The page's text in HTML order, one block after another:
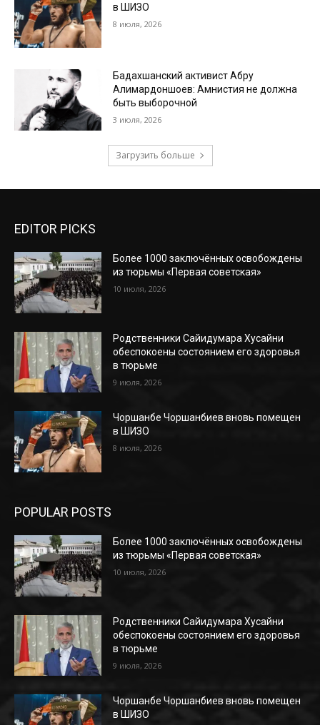
в ШИЗО
8 июля, 2026
Бадахшанский активист Абру
Алимардоншоев: Амнистия не должна
быть выборочной
3 июля, 2026
Загрузить больше
EDITOR PICKS
Более 1000 заключённых освобождены
из тюрьмы «Первая советская»
10 июля, 2026
Родственники Сайидумара Хусайни
обеспокоены состоянием его здоровья
в тюрьме
9 июля, 2026
Чоршанбе Чоршанбиев вновь помещен
в ШИЗО
8 июля, 2026
POPULAR POSTS
Более 1000 заключённых освобождены
из тюрьмы «Первая советская»
10 июля, 2026
Родственники Сайидумара Хусайни
обеспокоены состоянием его здоровья
в тюрьме
9 июля, 2026
Чоршанбе Чоршанбиев вновь помещен
в ШИЗО